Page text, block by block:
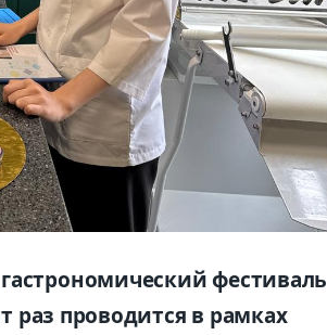
фестиваль
раз проводится в рамках